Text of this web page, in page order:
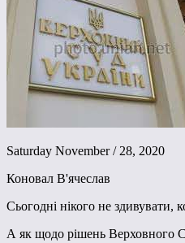
Saturday November / 28, 2020
Коновал В'ячеслав
Сьогодні нікого не здивувати,
А як щодо рішень Верховного